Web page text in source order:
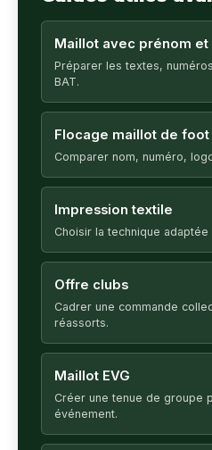
Maillot avec prénom et
Préparer les textes,
BAT.
Flocage maillot de foot
Comparer nom, numéro,
Impression textile
Choisir la technique adaptée
Offre clubs
Cadrer une commande
réassorts.
Maillot EVG
Créer une tenue de groupe
événement.